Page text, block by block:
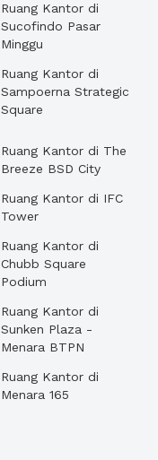
Ruang Kantor di
Sucofindo Pasar
Minggu
Ruang Kantor di
Sampoerna Strategic
Square
Ruang Kantor di The
Breeze BSD City
Ruang Kantor di IFC
Tower
Ruang Kantor di
Chubb Square
Podium
Ruang Kantor di
Sunken Plaza -
Menara BTPN
Ruang Kantor di
Menara 165